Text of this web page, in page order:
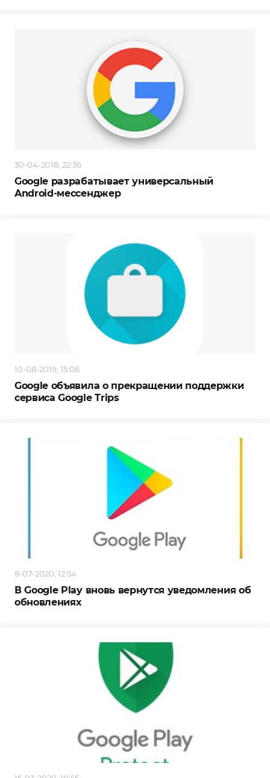
30-04-2018, 22:36
Google разрабатывает универсальный
Android-мессенджер
10-08-2019, 15:06
Google объявила о прекращении поддержки
сервиса Google Trips
8-07-2020, 12:54
В Google Play вновь вернутся уведомления об
обновлениях